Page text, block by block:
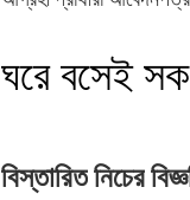
ঘরে বসেই
বিস্তারিত নিচের